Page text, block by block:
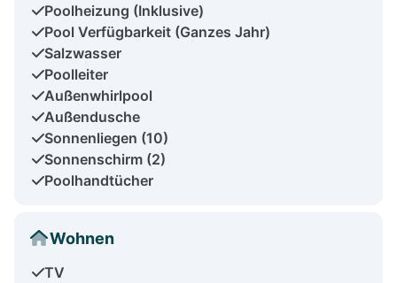
Poolheizung (Inklusive)
Pool Verfügbarkeit (Ganzes Jahr)
Salzwasser
Poolleiter
Außenwhirlpool
Außendusche
Sonnenliegen (10)
Sonnenschirm (2)
Poolhandtücher
Wohnen
TV